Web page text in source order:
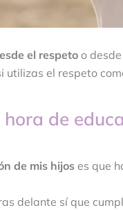
el respeto o
utilizas el respeto
de
de mis hijoses que
delante sí que